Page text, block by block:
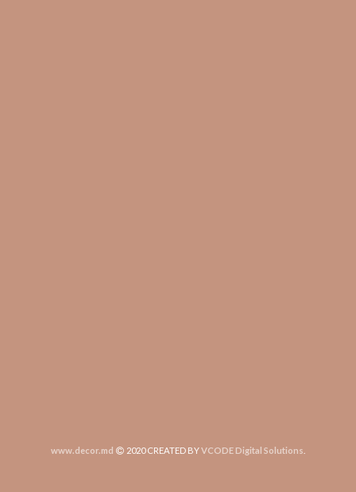
www.decor.md 2020 CREATED BYVCODE Digital Solutions